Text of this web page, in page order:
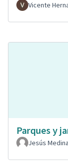
Vicente
Parques y
Jesús Medina